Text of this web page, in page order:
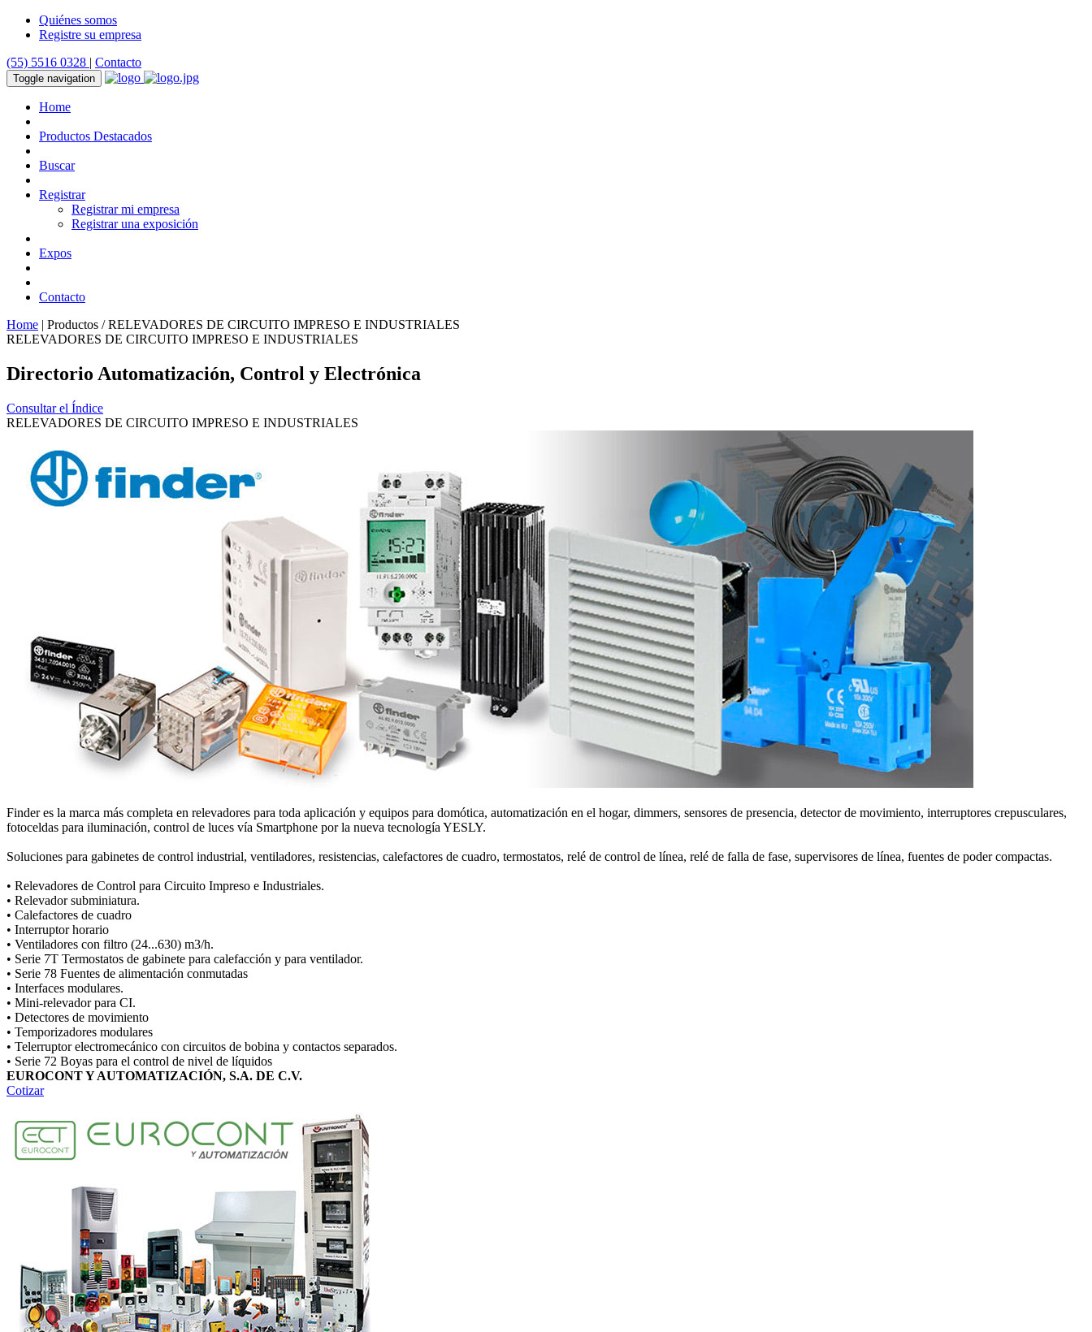
Quiénes somos
Registre su empresa
(55) 5516 0328 | Contacto
Toggle navigation
Home
Productos Destacados
Buscar
Registrar
Registrar mi empresa
Registrar una exposición
Expos
Contacto
Home | Productos / RELEVADORES DE CIRCUITO IMPRESO E INDUSTRIALES
RELEVADORES DE CIRCUITO IMPRESO E INDUSTRIALES
Directorio Automatización, Control y Electrónica
Consultar el Índice
RELEVADORES DE CIRCUITO IMPRESO E INDUSTRIALES
Finder es la marca más completa en relevadores para toda aplicación y equipos para domótica, automatización en el hogar, dimmers, sensores de presencia, detector de movimiento, interruptores crepusculares,
fotoceldas para iluminación, control de luces vía Smartphone por la nueva tecnología YESLY.
Soluciones para gabinetes de control industrial, ventiladores, resistencias, calefactores de cuadro, termostatos, relé de control de línea, relé de falla de fase, supervisores de línea, fuentes de poder compactas.
• Relevadores de Control para Circuito Impreso e Industriales.
• Relevador subminiatura.
• Calefactores de cuadro
• Interruptor horario
• Ventiladores con filtro (24...630) m3/h.
• Serie 7T Termostatos de gabinete para calefacción y para ventilador.
• Serie 78 Fuentes de alimentación conmutadas
• Interfaces modulares.
• Mini‐relevador para CI.
• Detectores de movimiento
• Temporizadores modulares
• Telerruptor electromecánico con circuitos de bobina y contactos separados.
• Serie 72 Boyas para el control de nivel de líquidos
EUROCONT Y AUTOMATIZACIÓN, S.A. DE C.V.
Cotizar